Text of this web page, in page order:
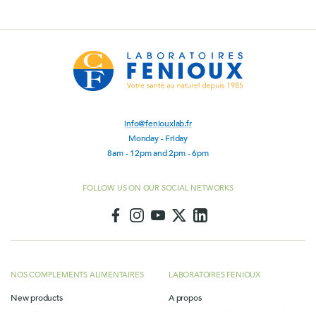
info@feniouxlab.fr
Monday - Friday
8am - 12pm and 2pm - 6pm
FOLLOW US ON OUR SOCIAL NETWORKS
NOS COMPLEMENTS ALIMENTAIRES
New products
LABORATOIRES FENIOUX
A propos